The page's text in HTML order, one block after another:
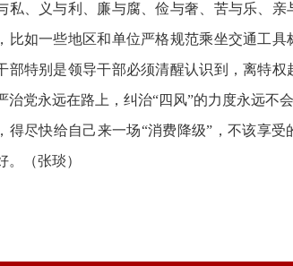
私、义与利、廉与腐、俭与奢、苦与乐、
比如一些地区和单位严格规范乘坐交通工
部特别是领导干部必须清醒认识到，离特
治党永远在路上，纠治“四风”的力度永远不
得尽快给自己来一场“消费降级”，不该享
。（张琰）